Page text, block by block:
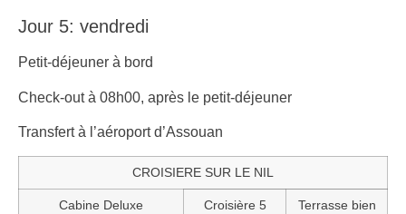
Jour 5: vendredi
Petit-déjeuner à bord
Check-out à 08h00, après le petit-déjeuner
Transfert à l’aéroport d’Assouan
CROISIERE SUR LE NIL
Cabine Deluxe
Croisière 5
Terrasse bien